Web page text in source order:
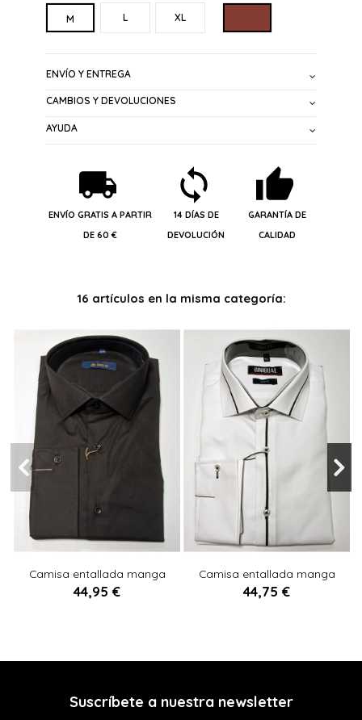
M L XL
ENVÍO Y ENTREGA
CAMBIOS Y DEVOLUCIONES
AYUDA
ENVÍO GRATIS A PARTIR
DE 60 €
14 DÍAS DE
DEVOLUCIÓN
GARANTÍA DE
CALIDAD
16 artículos en la misma categoría:
Camisa entallada manga
larga NEGRO
44,95 €
XS M L
XL
XXL
3XL
Camisa entallada manga
larga NEGRO
44,75 €
S L
Añadir al carrito
Suscríbete a nuestra newsletter